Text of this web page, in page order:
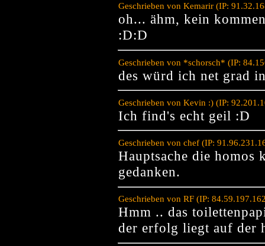
Geschrieben von Kemarir (IP:
oh... ähm, kein
:D:D
Geschrieben von *schorsch* (IP:
des würd ich net grad
Geschrieben von Kevin :) (IP:
Ich find's echt geil :D
Geschrieben von chef (IP:
Hauptsache die homos
gedanken.
Geschrieben von RF (IP:
Hmm .. das
der erfolg liegt auf der